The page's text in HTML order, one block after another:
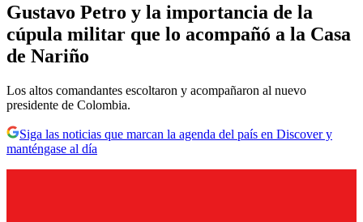
Gustavo Petro y la importancia de la
cúpula militar que lo acompañó a la Casa
de Nariño
Los altos comandantes escoltaron y acompañaron al nuevo
presidente de Colombia.
Siga las noticias que marcan la agenda del país en Discover y
manténgase al día